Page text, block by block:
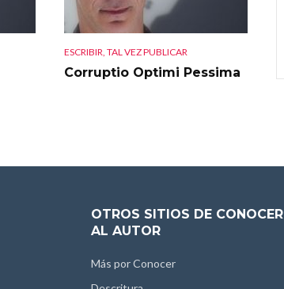
ESCRIBIR, TAL VEZ PUBLICAR
Corruptio Optimi Pessima
OTROS SITIOS DE CONOCER
AL AUTOR
Más por Conocer